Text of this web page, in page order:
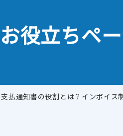
お役立ちペ
支払通知書の役割とは？インボイス